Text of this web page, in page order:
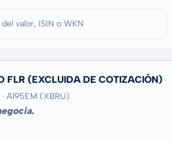
FLR (EXCLUIDA DE COTIZACIÓN)
· A195EM (XBRU)